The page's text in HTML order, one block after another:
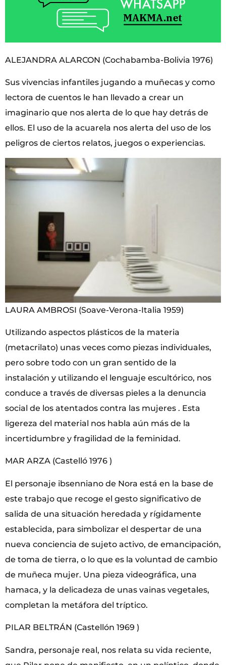
ALEJANDRA ALARCON (Cochabamba-Bolivia 1976)
Sus vivencias infantiles jugando a muñecas y como
lectora de cuentos le han llevado a crear un
imaginario que nos alerta de lo que hay detrás de
ellos. El uso de la acuarela nos alerta del uso de los
peligros de ciertos relatos, juegos o experiencias.
LAURA AMBROSI (Soave-Verona-Italia 1959)
Utilizando aspectos plásticos de la materia
(metacrilato) unas veces como piezas individuales,
pero sobre todo con un gran sentido de la
instalación y utilizando el lenguaje escultórico, nos
conduce a través de diversas pieles a la denuncia
social de los atentados contra las mujeres . Esta
ligereza del material nos habla aún más de la
incertidumbre y fragilidad de la feminidad.
MAR ARZA (Castelló 1976 )
El personaje ibsenniano de Nora está en la base de
este trabajo que recoge el gesto significativo de
salida de una situación heredada y rígidamente
establecida, para simbolizar el despertar de una
nueva conciencia de sujeto activo, de emancipación,
de toma de tierra, o lo que es la voluntad de cambio
de muñeca mujer. Una pieza videográfica, una
hamaca, y la delicadeza de unas vainas vegetales,
completan la metáfora del tríptico.
PILAR BELTRÁN (Castellón 1969 )
Sandra, personaje real, nos relata su vida reciente,